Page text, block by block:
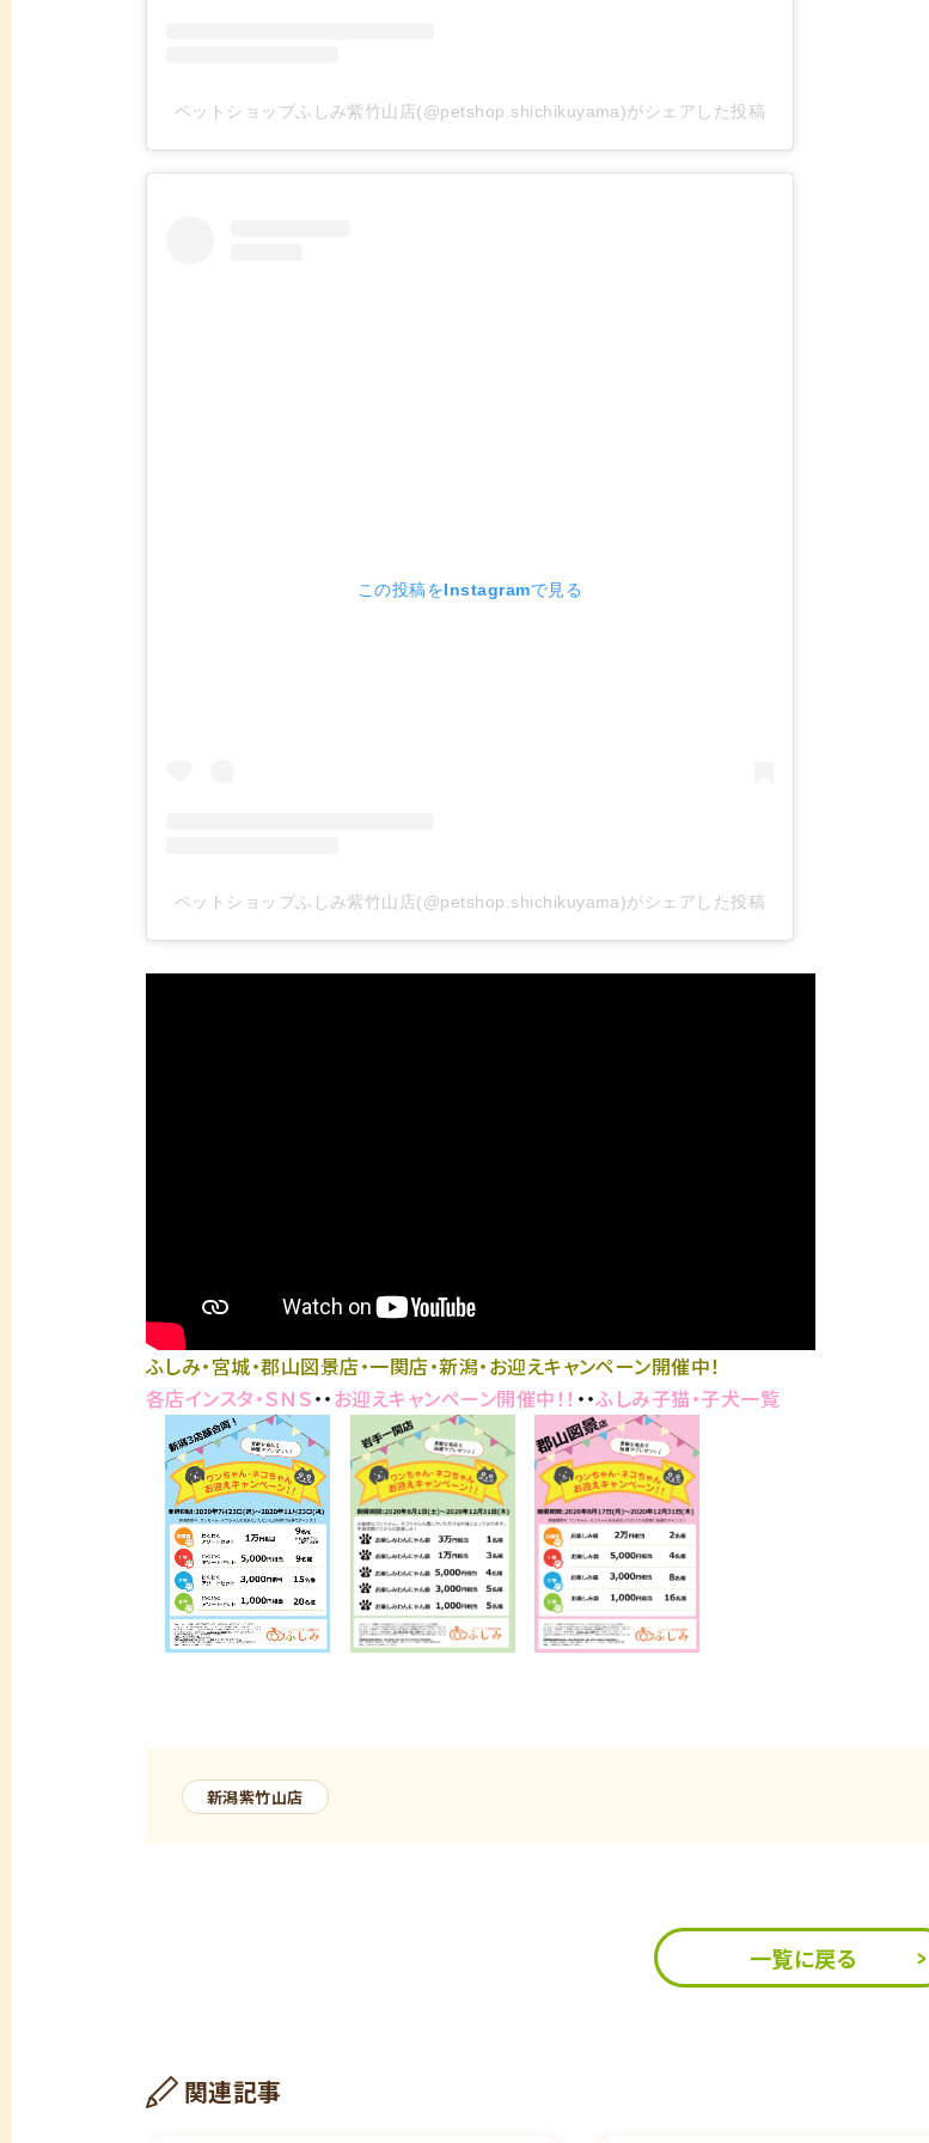
ペットショップふしみ紫竹山店(@petshop.shichikuyama)がシェアした投稿
この投稿をInstagramで見る
ペットショップふしみ紫竹山店(@petshop.shichikuyama)がシェアした投稿
ふしみ・宮城・郡山図景店・一関店・新潟・お迎えキャンペーン開催中！
各店インスタ・ＳＮＳ・・お迎えキャンペーン開催中！！ ・・ふしみ子猫・子犬一覧
新潟紫竹山店
一覧に戻る
関連記事